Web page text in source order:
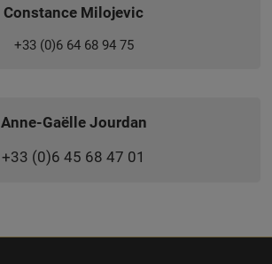
Constance Milojevic
+33 (0)6 64 68 94 75
Anne-Gaëlle Jourdan
+33 (0)6 45 68 47 01